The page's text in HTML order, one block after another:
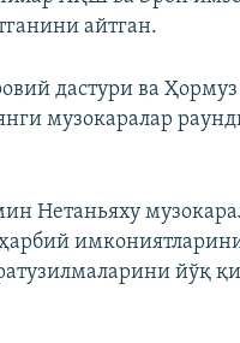
айтган.
дастури ва Ҳормуз
музокаралар
Нетаньяху
йўқ